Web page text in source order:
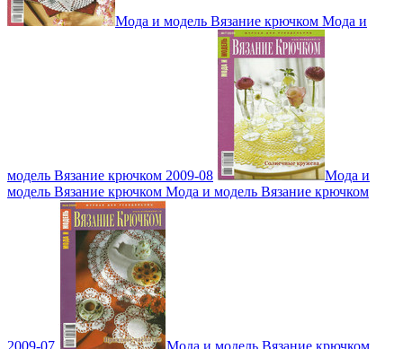
Мода и модель Вязание крючком Мода и
модель Вязание крючком 2009-08
Мода и
модель Вязание крючком Мода и модель Вязание крючком
2009-07 Мода и модель Вязание крючком